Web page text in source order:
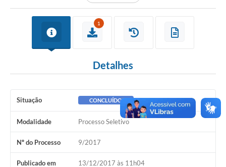
1
Detalhes
Situação CONCLUÍDO
Modalidade Processo Seletivo
Nº do Processo 9/2017
Publicado em 13/12/2017 às 11h04